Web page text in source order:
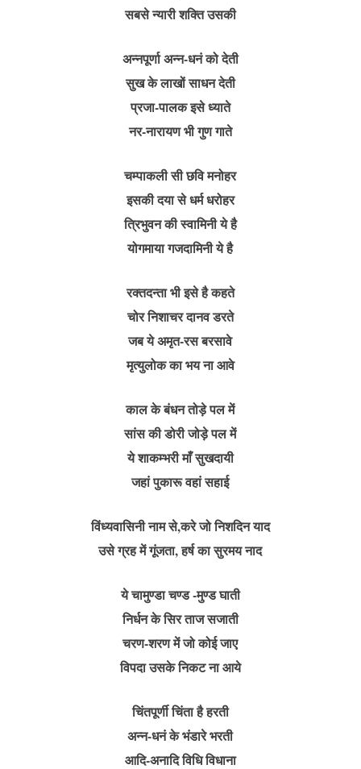
सबसे न्यारी शक्ति उसकी
अन्नपूर्णा अन्न-धनं को देती
सुख के लाखों साधन देती
प्रजा-पालक इसे ध्याते
नर-नारायण भी गुण गाते
चम्पाकली सी छवि मनोहर
इसकी दया से धर्म धरोहर
त्रिभुवन की स्वामिनी ये है
योगमाया गजदामिनी ये है
रक्तदन्ता भी इसे है कहते
चोर निशाचर दानव डरते
जब ये अमृत-रस बरसावे
मृत्युलोक का भय ना आवे
काल के बंधन तोड़े पल में
सांस की डोरी जोड़े पल में
ये शाकम्भरी माँ सुखदायी
जहां पुकारू वहां सहाई
विंध्यवासिनी नाम से,करे जो निशदिन याद
उसे ग्रह में गूंजता, हर्ष का सुरमय नाद
ये चामुण्डा चण्ड -मुण्ड घाती
निर्धन के सिर ताज सजाती
चरण-शरण में जो कोई जाए
विपदा उसके निकट ना आये
चिंतपूर्णी चिंता है हरती
अन्न-धनं के भंडारे भरती
आदि-अनादि विधि विधाना